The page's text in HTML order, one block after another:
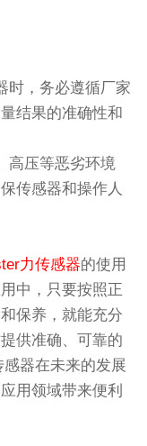
时，务必遵循厂家
结果的准确性和
高压等恶劣环境
传感器和操作人
力传感器的使用
中，只要按照正
保养，就能充分
供准确、可靠的
器在未来的发展
用领域带来便利